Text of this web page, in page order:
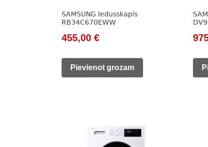
SAMSUNG ledusskapis
RB34C670EWW
Original
was:
455,00 €Current
is:
Pievienot grozam